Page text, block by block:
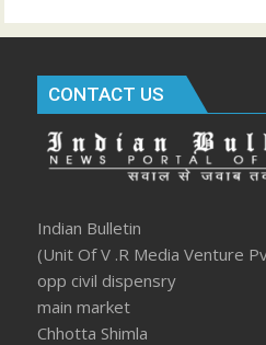
CONTACT US
Indian Bulletin
(Unit Of V .R Media Venture
opp civil dispensry
main market
Chhotta Shimla